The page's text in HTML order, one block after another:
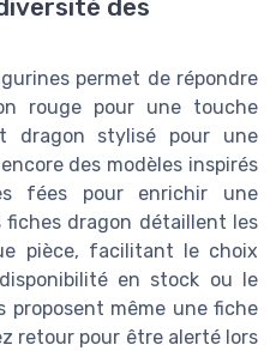
des
permet de répondre
rouge pour une touche
dragon stylisé pour une
des modèles inspirés
fées pour enrichir une
dragon détaillent les
pièce, facilitant le choix
en stock ou le
proposent même une fiche
retour pour être alerté lors